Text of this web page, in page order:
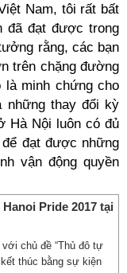
Nam, tôi rất bất
đã đạt được trong
rằng, các bạn
trên chặng đường
là minh chứng cho
những thay đổi kỳ
Hà Nội luôn có đủ
đạt được những
vận động quyền
Pride 2017 tại
chủ đề “Thủ đô tự
kết thúc bằng sự kiện